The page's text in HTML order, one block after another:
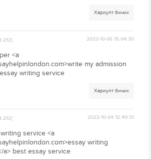
Хариулт бичих
2022-10-06 15:04:30
<a
my admission
writing service
Хариулт бичих
2022-10-04 12:49:13
service <a
writing
a> best essay service